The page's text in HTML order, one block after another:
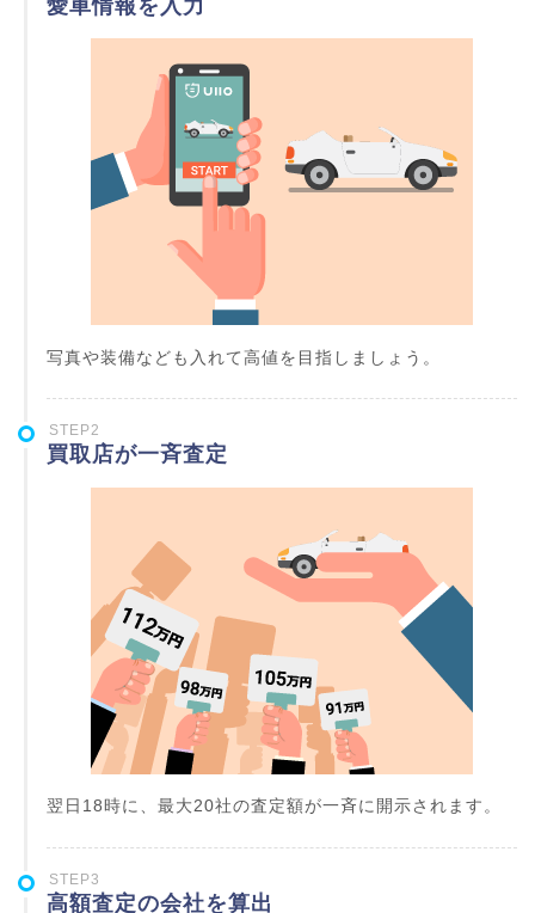
愛車情報を入力
写真や装備なども入れて高値を目指しましょう。
STEP2
買取店が一斉査定
翌日18時に、最大20社の査定額が一斉に開示されます。
STEP3
高額査定の会社を算出